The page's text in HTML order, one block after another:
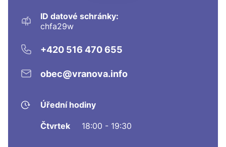
ID datové schránky:
chfa29w
+420 516 470 655
obec@vranova.info
Úřední hodiny
Čtvrtek 18:00 - 19:30